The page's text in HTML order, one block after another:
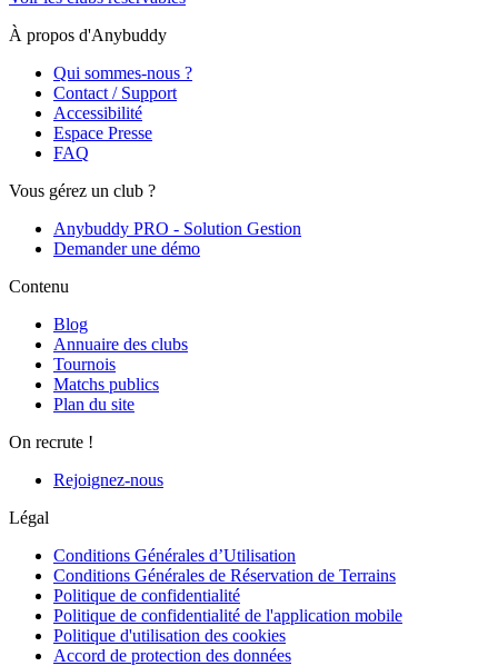
À propos d'Anybuddy
Qui sommes-nous ?
Contact / Support
Accessibilité
Espace Presse
FAQ
Vous gérez un club ?
Anybuddy PRO - Solution Gestion
Demander une démo
Contenu
Blog
Annuaire des clubs
Tournois
Matchs publics
Plan du site
On recrute !
Rejoignez-nous
Légal
Conditions Générales d’Utilisation
Conditions Générales de Réservation de Terrains
Politique de confidentialité
Politique de confidentialité de l'application mobile
Politique d'utilisation des cookies
Accord de protection des données